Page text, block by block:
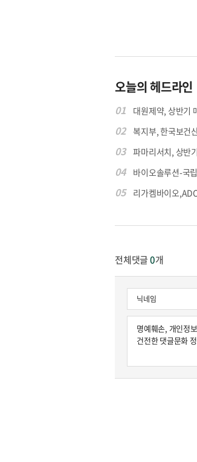
오늘의 헤드라인
01 대원제약, 상반기
02 복지부, 한국보건
03 파마리서치, 상반
04 바이오솔루션-국
05 리가켐바이오
전체댓글0개